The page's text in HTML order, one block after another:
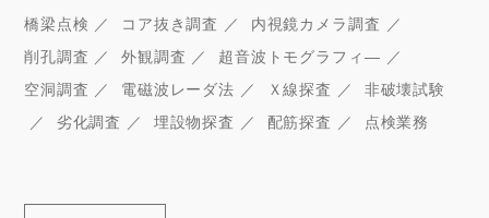
橋梁点検 コア抜き調査
内視鏡カメラ調査
削孔調査
外観調査
超音波トモグラフィ―
空洞調査
電磁波レーダ法 Ｘ線探査
非破壊試験
劣化調査
埋設物探査 配筋探査 点検業務